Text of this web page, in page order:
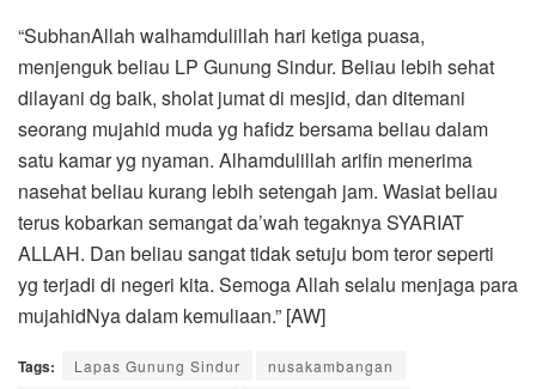
“SubhanAllah walhamdulillah hari ketiga puasa,
menjenguk beliau LP Gunung Sindur. Beliau lebih sehat
dilayani dg baik, sholat jumat di mesjid, dan ditemani
seorang mujahid muda yg hafidz bersama beliau dalam
satu kamar yg nyaman. Alhamdulillah arifin menerima
nasehat beliau kurang lebih setengah jam. Wasiat beliau
terus kobarkan semangat da’wah tegaknya SYARIAT
ALLAH. Dan beliau sangat tidak setuju bom teror seperti
yg terjadi di negeri kita. Semoga Allah selalu menjaga para
mujahidNya dalam kemuliaan.” [AW]
Tags: Lapas Gunung Sindur
nusakambangan